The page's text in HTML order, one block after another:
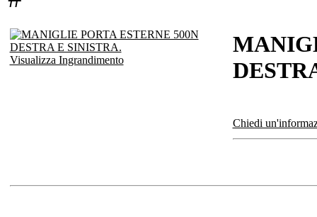
Visualizza Ingrandimento
Chiedi